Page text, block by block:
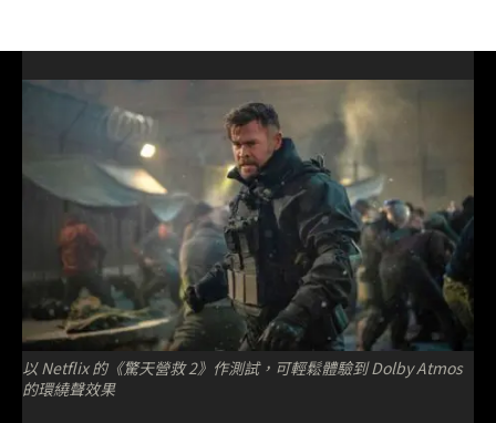
以 Netflix 的《驚天營救 2》作測試，可輕鬆體驗到 Dolby Atmos
的環繞聲效果